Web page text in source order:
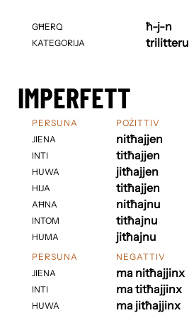
GĦERQ
KATEGORIJA
ħ-j-n
trilitteru
IMPERFETT
PERSUNA
JIENA
INTI
HUWA
HIJA
AĦNA
INTOM
HUMA
POŻITTIV
nitħajjen
titħajjen
jitħajjen
titħajjen
nitħajnu
titħajnu
jitħajnu
PERSUNA
JIENA
INTI
HUWA
NEGATTIV
ma nitħajjinx
ma titħajjinx
ma jitħajjinx